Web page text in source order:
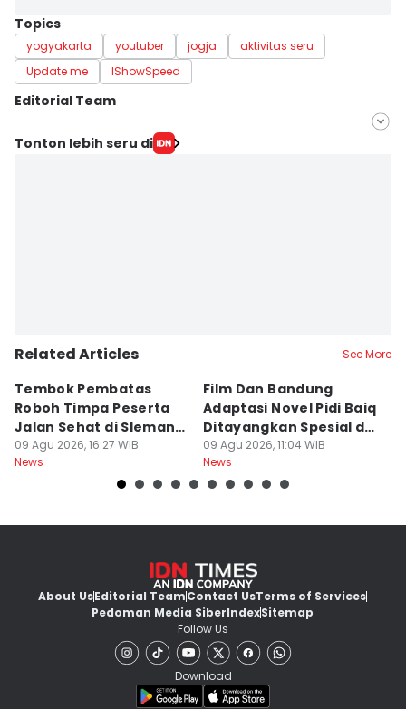
Topics
yogyakarta youtuber jogja
aktivitas seru
Update me
IShowSpeed
Editorial Team
Editor
Tonton lebih seru di
Related Articles See More
Tembok Pembatas
Roboh Timpa Peserta
Jalan Sehat di Sleman,
10 Orang Luka
09 Agu 2026, 16:27 WIB
News
Film Dan Bandung
Adaptasi Novel Pidi Baiq
Ditayangkan Spesial di
Jogja
09 Agu 2026, 11:04 WIB
News
About UsEditorial TeamContact UsTerms of Services
Pedoman Media SiberIndexSitemap
Follow Us
Download